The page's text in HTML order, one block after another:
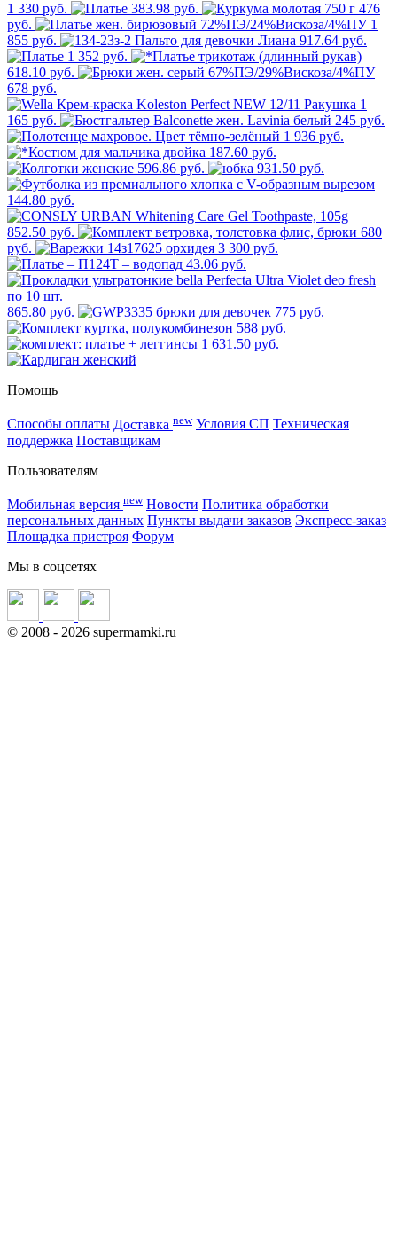
1 330 руб. 383.98 руб.
476
руб.
1
855 руб.
917.64 руб.
1 352 руб.
618.10 руб.
678 руб.
1
165 руб.
245 руб.
1 936 руб.
187.60 руб.
596.86 руб.
931.50 руб.
144.80 руб.
852.50 руб.
680
руб.
3 300 руб.
43.06 руб.
865.80 руб.
775 руб.
588 руб.
1 631.50 руб.
Помощь
Способы оплаты Доставка new Условия СП Техническая
поддержка Поставщикам
Пользователям
Мобильная версия new Новости Политика обработки
персональных данных Пункты выдачи заказов Экспресс-заказ
Площадка пристроя Форум
Мы в соцсетях
© 2008 - 2026 supermamki.ru